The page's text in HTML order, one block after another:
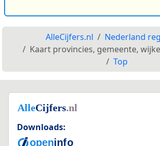
AlleCijfers.nl
Nederland
Kaart provincies, gemeente,
Top
Downloads: